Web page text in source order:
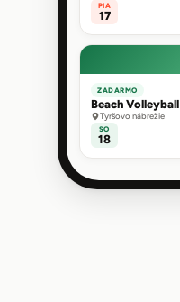
PIA
17
ZADARMO
Beach Volleyball
Tyršovo nábrežie
SO
18